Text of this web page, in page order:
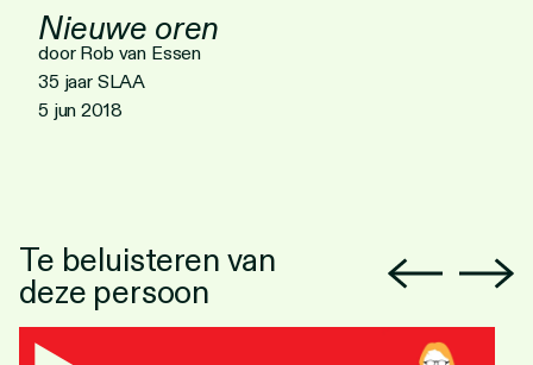
Nieuwe oren
door Rob van Essen
35 jaar SLAA
5 jun 2018
Te beluisteren van
deze persoon